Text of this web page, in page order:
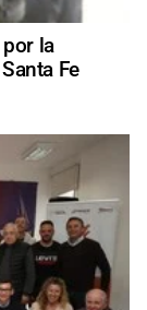
la
Fe